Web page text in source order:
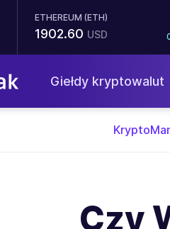
ETHEREUM (ETH)
1902.60 USD
Giełdy kryptowalut
Czy